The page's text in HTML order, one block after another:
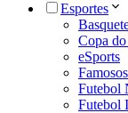
Esportes
Copa
eSports
Futebol
Futebol